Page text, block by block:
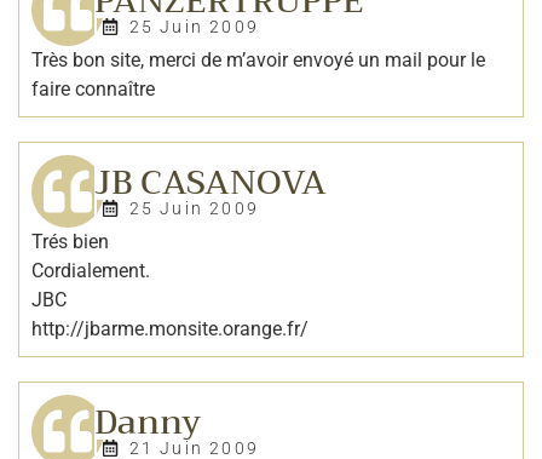
25 Juin 2009
Très bon site, merci de m’avoir envoyé un mail pour le
faire connaître
JB CASANOVA
25 Juin 2009
Trés bien
Cordialement.
JBC
http://jbarme.monsite.orange.fr/
Danny
21 Juin 2009